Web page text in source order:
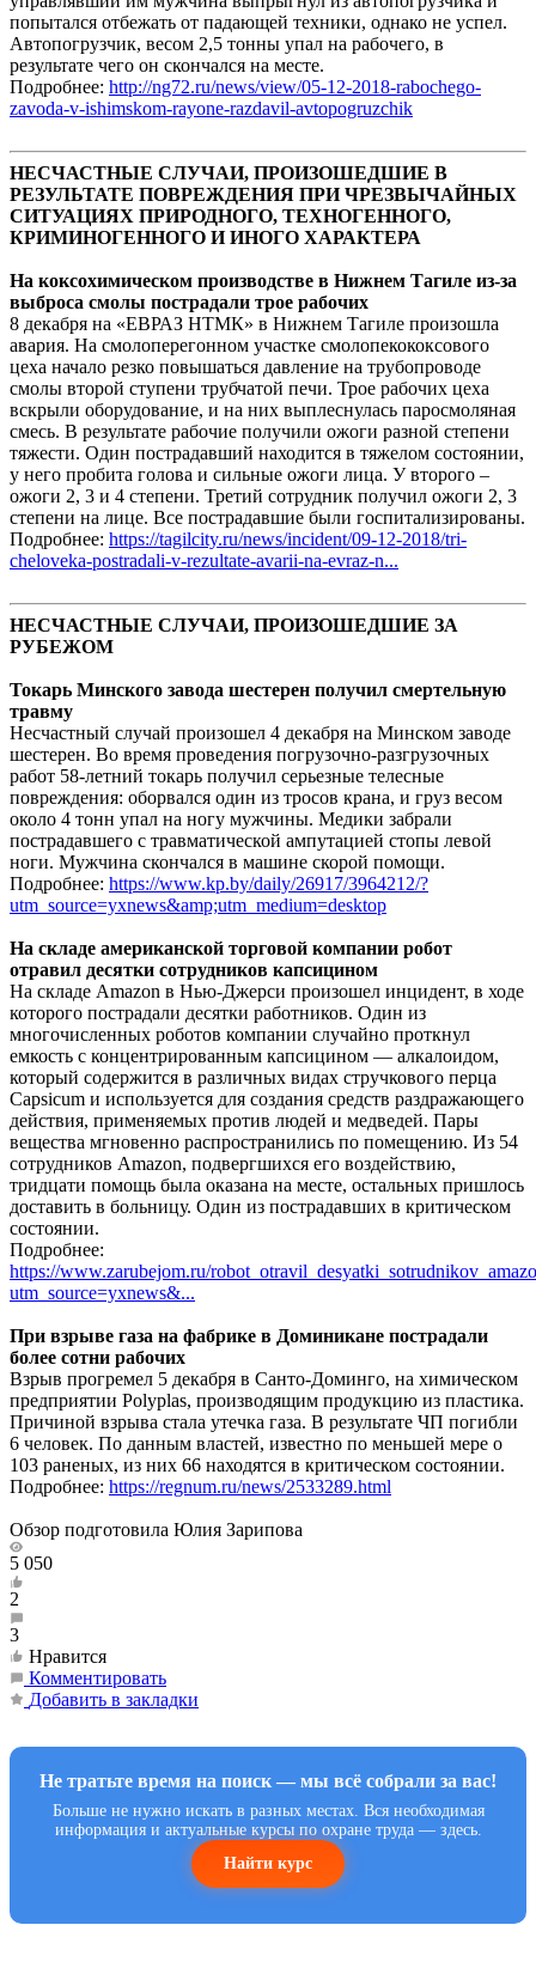
попытался отбежать от падающей техники, однако не успел.
Автопогрузчик, весом 2,5 тонны упал на рабочего, в
результате чего он скончался на месте.
Подробнее: http://ng72.ru/news/view/05-12-2018-rabochego-
zavoda-v-ishimskom-rayone-razdavil-avtopogruzchik
НЕСЧАСТНЫЕ СЛУЧАИ, ПРОИЗОШЕДШИЕ В
РЕЗУЛЬТАТЕ ПОВРЕЖДЕНИЯ ПРИ ЧРЕЗВЫЧАЙНЫХ
СИТУАЦИЯХ ПРИРОДНОГО, ТЕХНОГЕННОГО,
КРИМИНОГЕННОГО И ИНОГО ХАРАКТЕРА
На коксохимическом производстве в Нижнем Тагиле из-за
выброса смолы пострадали трое рабочих
8 декабря на «ЕВРАЗ НТМК» в Нижнем Тагиле произошла
авария. На смолоперегонном участке смолопекококсового
цеха начало резко повышаться давление на трубопроводе
смолы второй ступени трубчатой печи. Трое рабочих цеха
вскрыли оборудование, и на них выплеснулась паросмоляная
смесь. В результате рабочие получили ожоги разной степени
тяжести. Один пострадавший находится в тяжелом состоянии,
у него пробита голова и сильные ожоги лица. У второго –
ожоги 2, 3 и 4 степени. Третий сотрудник получил ожоги 2, 3
степени на лице. Все пострадавшие были госпитализированы.
Подробнее: https://tagilcity.ru/news/incident/09-12-2018/tri-
cheloveka-postradali-v-rezultate-avarii-na-evraz-n...
НЕСЧАСТНЫЕ СЛУЧАИ, ПРОИЗОШЕДШИЕ ЗА
РУБЕЖОМ
Токарь Минского завода шестерен получил смертельную
травму
Несчастный случай произошел 4 декабря на Минском заводе
шестерен. Во время проведения погрузочно-разгрузочных
работ 58-летний токарь получил серьезные телесные
повреждения: оборвался один из тросов крана, и груз весом
около 4 тонн упал на ногу мужчины. Медики забрали
пострадавшего с травматической ампутацией стопы левой
ноги. Мужчина скончался в машине скорой помощи.
Подробнее: https://www.kp.by/daily/26917/3964212/?
utm_source=yxnews&amp;utm_medium=desktop
На складе американской торговой компании робот
отравил десятки сотрудников капсицином
На складе Amazon в Нью-Джерси произошел инцидент, в ходе
которого пострадали десятки работников. Один из
многочисленных роботов компании случайно проткнул
емкость с концентрированным капсицином — алкалоидом,
который содержится в различных видах стручкового перца
Capsicum и используется для создания средств раздражающего
действия, применяемых против людей и медведей. Пары
вещества мгновенно распространились по помещению. Из 54
сотрудников Amazon, подвергшихся его воздействию,
тридцати помощь была оказана на месте, остальных пришлось
доставить в больницу. Один из пострадавших в критическом
состоянии.
Подробнее:
https://www.zarubejom.ru/
utm_source=yxnews&...
При взрыве газа на фабрике в Доминикане пострадали
более сотни рабочих
Взрыв прогремел 5 декабря в Санто-Доминго, на химическом
предприятии Polyplas, производящим продукцию из пластика.
Причиной взрыва стала утечка газа. В результате ЧП погибли
6 человек. По данным властей, известно по меньшей мере о
103 раненых, из них 66 находятся в критическом состоянии.
Подробнее: https://regnum.ru/news/2533289.html
Обзор подготовила Юлия Зарипова
5 050
2
3
Нравится
Комментировать
Добавить в закладки
Не тратьте время на поиск — мы всё собрали за вас!
Больше не нужно искать в разных местах. Вся необходимая
информация и актуальные курсы по охране труда — здесь.
Найти курс